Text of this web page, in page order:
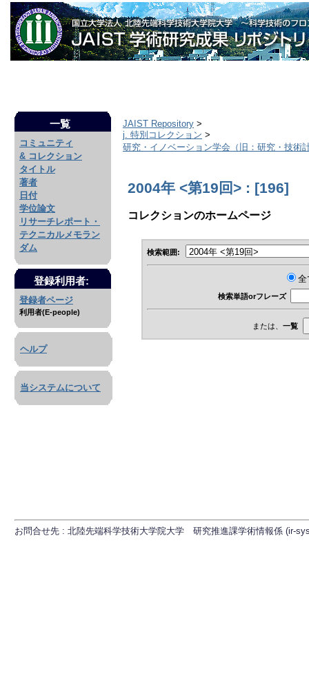
一覧
コミュニティ
& コレクション
タイトル
著者
日付
学位論文
リサーチレポート・
テクニカルメモラン
ダム
登録利用者:
登録者ページ
利用者(E-people)
ヘルプ
当システムについて
JAIST Repository >
j. 特別コレクション >
研究・イノベーション学会（旧：研究・技術
2004年 <第19回> : [196]
コレクションのホームページ
検索範囲:
検索単語orフレーズ
または、 一覧
お問合せ先 : 北陸先端科学技術大学院大学 研究推進課学術情報係 (ir-